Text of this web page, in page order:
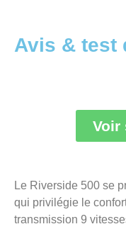
Avis & test
Voir
Le Riverside 500 se
qui privilégie le
transmission 9